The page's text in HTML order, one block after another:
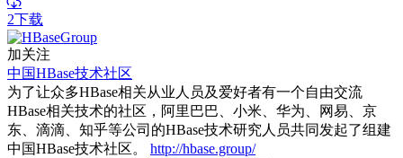
2下载
加关注
中国HBase技术社区
为了让众多HBase相关从业人员及爱好者有一个自由交流
HBase相关技术的社区，阿里巴巴、小米、华为、网易、京
东、滴滴、知乎等公司的HBase技术研究人员共同发起了组建
中国HBase技术社区。
http://hbase.group/